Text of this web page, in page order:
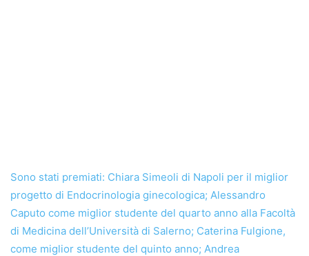
Sono stati premiati: Chiara Simeoli di Napoli per il miglior
progetto di Endocrinologia ginecologica; Alessandro
Caputo come miglior studente del quarto anno alla Facoltà
di Medicina dell’Università di Salerno; Caterina Fulgione,
come miglior studente del quinto anno; Andrea